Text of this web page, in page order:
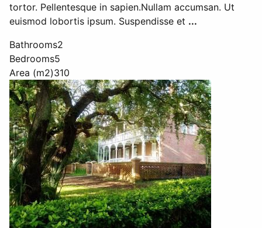
tortor. Pellentesque in sapien.Nullam accumsan. Ut
euismod lobortis ipsum. Suspendisse et ...
Bathrooms2
Bedrooms5
Area (m2)310